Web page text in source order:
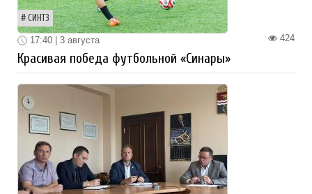
СИНТЗ
424
17:40 | 3 августа
Красивая победа футбольной «Синары»